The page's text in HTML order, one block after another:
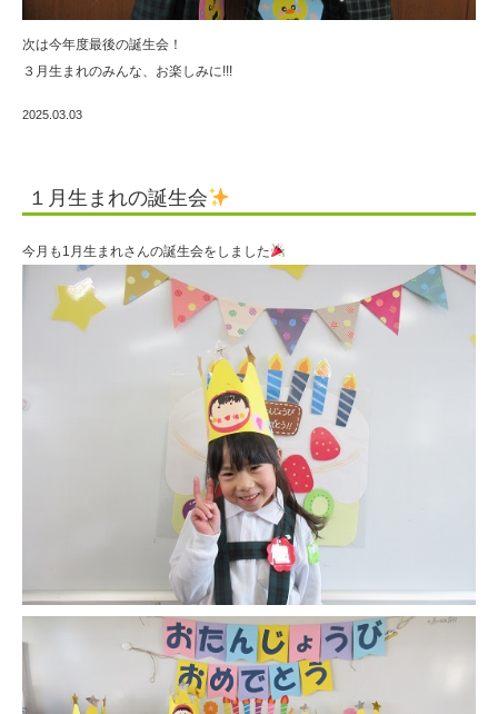
次は今年度最後の誕生会！
３月生まれのみんな、お楽しみに!!!
2025.03.03
１月生まれの誕生会
今月も1月生まれさんの誕生会をしました